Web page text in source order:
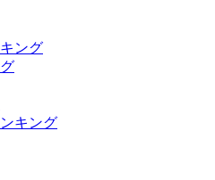
ング
キング